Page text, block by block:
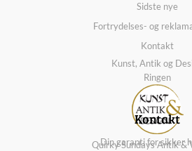
Sidste nye
Fortrydelses- og
Kontakt
Kunst, Antik og
Ringen
Din garanti for sikker
Kontakt
Quirky Sundays Antik &